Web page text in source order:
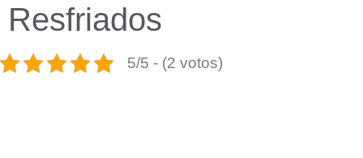
Resfriados
5/5 - (2 votos)